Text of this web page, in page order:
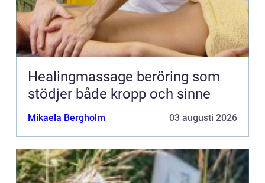
Healingmassage beröring som
stödjer både kropp och sinne
Mikaela Bergholm 03 augusti 2026